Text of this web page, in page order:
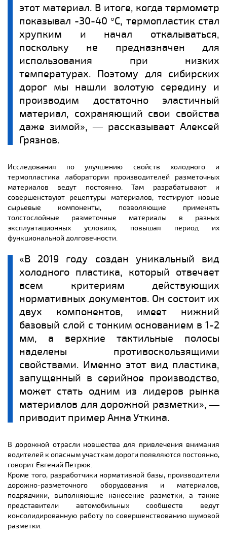
этот материал. В итоге, когда термометр
показывал -30-40 °С, термопластик стал
хрупким и начал откалываться,
поскольку не предназначен для
использования при низких
температурах. Поэтому для сибирских
дорог мы нашли золотую середину и
производим достаточно эластичный
материал, сохраняющий свои свойства
даже зимой», ― рассказывает Алексей
Грязнов.
Исследования по улучшению свойств холодного и
термопластика лаборатории производителей разметочных
материалов ведут постоянно. Там разрабатывают и
совершенствуют рецептуры материалов, тестируют новые
сырьевые компоненты, позволяющие применять
толстослойные разметочные материалы в разных
эксплуатационных условиях, повышая период их
функциональной долговечности.
«В 2019 году создан уникальный вид
холодного пластика, который отвечает
всем критериям действующих
нормативных документов. Он состоит их
двух компонентов, имеет нижний
базовый слой с тонким основанием в 1-2
мм, а верхние тактильные полосы
наделены противоскользящими
свойствами. Именно этот вид пластика,
запущенный в серийное производство,
может стать одним из лидеров рынка
материалов для дорожной разметки», ―
приводит пример Анна Уткина.
В дорожной отрасли новшества для привлечения внимания
водителей к опасным участкам дороги появляются постоянно,
говорит Евгений Петрюк.
Кроме того, разработчики нормативной базы, производители
дорожно-разметочного оборудования и материалов,
подрядчики, выполняющие нанесение разметки, а также
представители автомобильных сообществ ведут
консолидированную работу по совершенствованию шумовой
разметки.